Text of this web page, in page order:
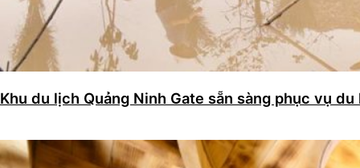
Khu du lịch Quảng Ninh Gate sẵn sàng phục vụ